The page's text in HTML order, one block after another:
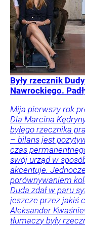
Były rzecznik
Nawrockiego.
Mija pierwszy rok
Dla Marcina
byłego rzecznika
– bilans jest
czas
swój urząd w
akcentuje.
porównywaniem
Duda zdał w paru
jeszcze przez jakiś
Aleksander
tłumaczy były